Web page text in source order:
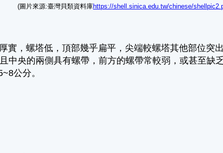
(圖片來源:臺灣貝類資料庫https://shell.sinica.edu.tw/chinese/
，螺塔低，頂部幾乎扁平，尖端較螺塔其他部位突
中央的兩側具有螺帶，前方的螺帶常較弱，或甚至缺
公分。